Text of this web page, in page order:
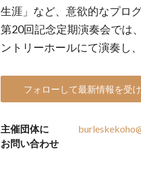
生涯」など、意欲的なプロ
第20回記念定期演奏会では
ントリーホールにて演奏し
フォローして最新情報を受
主催団体に
お問い合わせ